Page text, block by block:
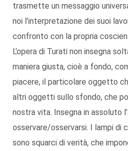
trasmette un messaggio
noi l’interpretazione dei suoi
confronto con la propria
L’opera di Turati non insegna
maniera giusta, cioè a fondo,
piacere, il particolare oggetto
altri oggetti sullo sfondo, che
nostra vita. Insegna in assoluto
osservare/osservarsi. I lampi di
sono squarci di verità, che